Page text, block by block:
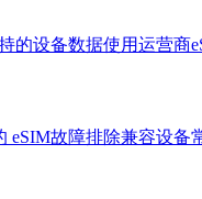
的设备数据使用运营商
eSIM故障排除兼容设备